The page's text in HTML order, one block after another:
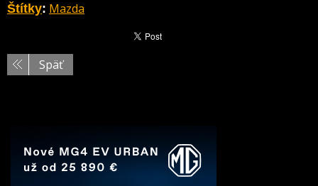
Štítky: Mazda
Späť